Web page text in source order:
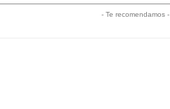
- Te recomendamos -